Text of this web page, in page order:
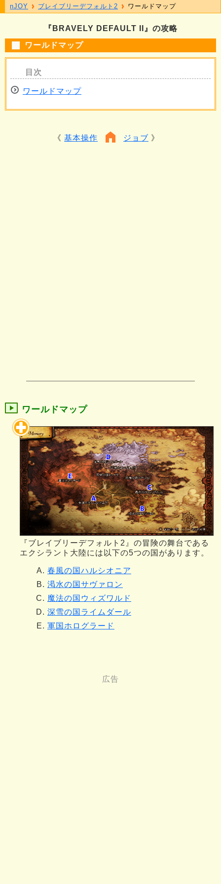
『BRAVELY DEFAULT II』の攻略
ワールドマップ
ワールドマップ
基本操作 ジョブ
ワールドマップ
『ブレイブリーデフォルト2』の冒険の舞台である
エクシラント大陸には以下の5つの国があります。
春風の国ハルシオニア
渇水の国サヴァロン
魔法の国ウィズワルド
深雪の国ライムダール
軍国ホログラード
nJOY ブレイブリーデフォルト2 ワールドマップ